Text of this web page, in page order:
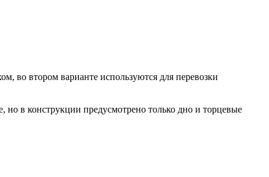
втором варианте используются для перевозки
в конструкции предусмотрено только дно и торцевые